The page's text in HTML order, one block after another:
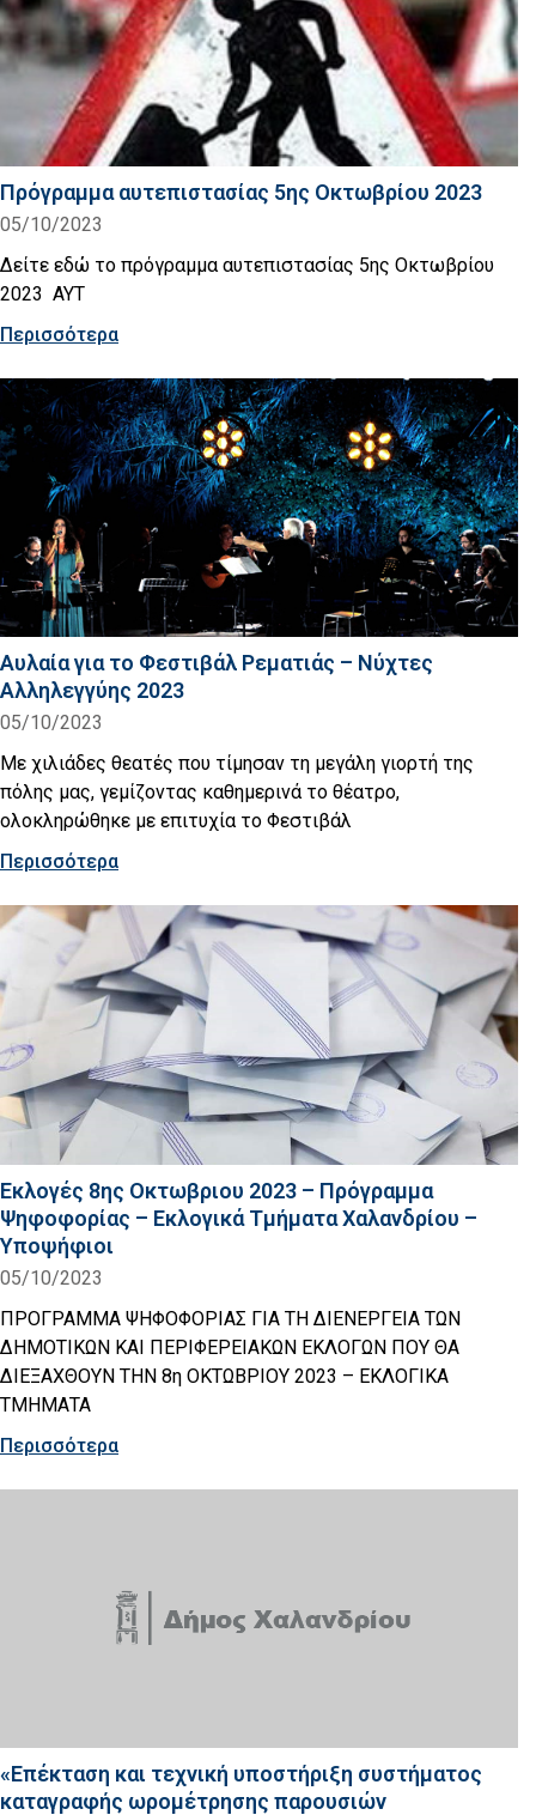
Πρόγραμμα αυτεπιστασίας 5ης Οκτωβρίου 2023
05/10/2023
Δείτε εδώ το πρόγραμμα αυτεπιστασίας 5ης Οκτωβρίου
2023 AYT
Περισσότερα
Αυλαία για το Φεστιβάλ Ρεματιάς – Νύχτες
Αλληλεγγύης 2023
05/10/2023
Με χιλιάδες θεατές που τίμησαν τη μεγάλη γιορτή της
πόλης μας, γεμίζοντας καθημερινά το θέατρο,
ολοκληρώθηκε με επιτυχία το Φεστιβάλ
Περισσότερα
Εκλογές 8ης Οκτωβριου 2023 – Πρόγραμμα
Ψηφοφορίας – Εκλογικά Τμήματα Χαλανδρίου –
Υποψήφιοι
05/10/2023
ΠΡΟΓΡΑΜΜΑ ΨΗΦΟΦΟΡΙΑΣ ΓΙΑ ΤΗ ΔΙΕΝΕΡΓΕΙΑ ΤΩΝ
ΔΗΜΟΤΙΚΩΝ ΚΑΙ ΠΕΡΙΦΕΡΕΙΑΚΩΝ ΕΚΛΟΓΩΝ ΠΟΥ ΘΑ
ΔΙΕΞΑΧΘΟΥΝ ΤΗΝ 8η ΟΚΤΩΒΡΙΟΥ 2023 – ΕΚΛΟΓΙΚΑ
ΤΜΗΜΑΤΑ
Περισσότερα
«Επέκταση και τεχνική υποστήριξη συστήματος
καταγραφής ωρομέτρησης παρουσιών